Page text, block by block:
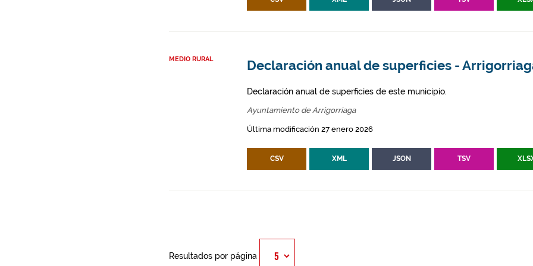
MEDIO RURAL Declaración anual de superficies -
Declaración anual de superficies de este municipio.
Ayuntamiento de Arrigorriaga
Última modificación 27 enero 2026
CSV XML JSON TSV
Resultados por página